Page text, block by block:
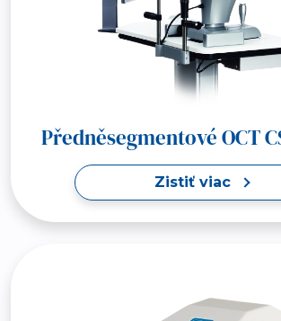
Předněsegmentové OCT
Zistiť viac